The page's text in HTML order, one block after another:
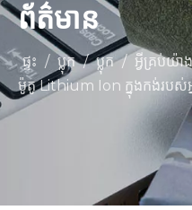
ព័ត៌មាន
ផ្ទះ / ប្លុក / ប្លុក / អ្វី​គ្រប់​យ៉
ម៉ូតូ Lithium Ion ក្នុង​កង់​របស់​អ្